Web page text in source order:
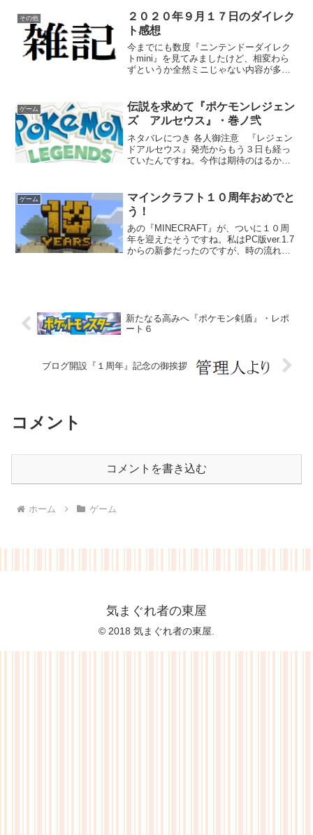
あるけど、やっぱ深層の魔物はきついわ
ね」「しかし、それを承...
その他
２０２０年９月１７日のダイレク
ト感想
今までにも数度『ニンテンドーダイレク
トmini』を見てみましたけど、相変わら
ずというか全然ミニじゃない内容が多い
ネルより埋め込み↓任天堂公式サイトへの
リンク なんと...
ゲーム
伝説を求めて『ポケモンレジェン
ズ アルセウス』・巻ノ弐
ネタバレにつき 各人御注意 『レジェン
ドアルセウス』発売からもう３日も経っ
ていたんですね。今作は期待のはるか数
ートはこちら。バクフーンサーナイトガ
バイトドータク...
ゲーム
マインクラフト１０周年おめでと
う！
あの『MINECRAFT』が、ついに１０周
年を迎えたそうですね。私はPC版ver.1.7
からの新参だったのですが、時の流れは
新たなる高みへ『ポケモン剣盾』・レポ
ート６
ブログ開設『１周年』記念の御挨拶
コメント
コメントを書き込む
ホーム ゲーム
気まぐれ者の東屋
© 2018 気まぐれ者の東屋.